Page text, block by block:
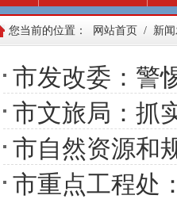
您当前的位置： 网站首页 / 新
市发改委：警
市文旅局：抓
市自然资源和
市重点工程处